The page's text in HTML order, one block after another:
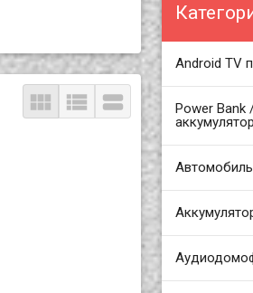
Android TV
Power Bank
  